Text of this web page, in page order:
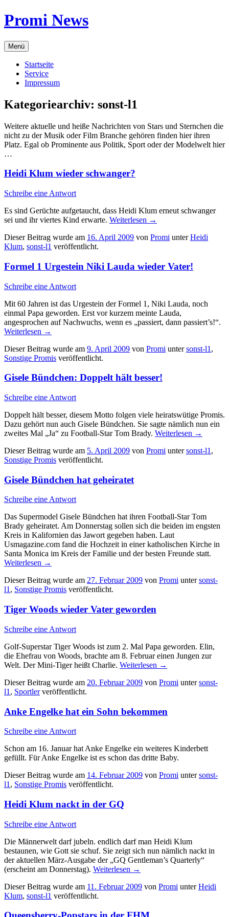
Zum
Inhalt
Promi News
Menü
Startseite
Service
Impressum
Kategoriearchiv: sonst-l1
Weitere aktuelle und heiße Nachrichten von Stars und Sternchen die
nicht zu der Musik oder Film Branche gehören finden hier ihren
Platz. Egal ob Prominente aus Politik, Sport oder der Modelwelt hier
…
Heidi Klum wieder schwanger?
Schreibe eine Antwort
Es sind Gerüchte aufgetaucht, dass Heidi Klum erneut schwanger
sei und ihr viertes Kind erwarte. Weiterlesen →
Dieser Beitrag wurde am 16. April 2009 von Promi unterHeidi
Klum, sonst-l1 veröffentlicht.
Formel 1 Urgestein Niki Lauda wieder Vater!
Schreibe eine Antwort
Mit 60 Jahren ist das Urgestein der Formel 1, Niki Lauda, noch
einmal Papa geworden. Erst vor kurzem meinte Lauda,
angesprochen auf Nachwuchs, wenn es „passiert, dann passiert’s!“.
Weiterlesen →
Dieser Beitrag wurde am 9. April 2009 von Promi untersonst-l1 ,
Sonstige Promis veröffentlicht.
Gisele Bündchen: Doppelt hält besser!
Schreibe eine Antwort
Doppelt hält besser, diesem Motto folgen viele heiratswütige Promis.
Dazu gehört nun auch Gisele Bündchen. Sie sagte nämlich nun ein
zweites Mal „Ja“ zu Football-Star Tom Brady. Weiterlesen →
Dieser Beitrag wurde am 5. April 2009 von Promi untersonst-l1 ,
Sonstige Promis veröffentlicht.
Gisele Bündchen hat geheiratet
Schreibe eine Antwort
Das Supermodel Gisele Bündchen hat ihren Football-Star Tom
Brady geheiratet. Am Donnerstag sollen sich die beiden im engsten
Kreis in Kalifornien das Jawort gegeben haben. Laut
Usmagazine.com fand die Hochzeit in einer katholischen Kirche in
Santa Monica im Kreis der Familie und der besten Freunde statt.
Weiterlesen →
Dieser Beitrag wurde am 27. Februar 2009 von Promi untersonst-
l1, Sonstige Promis veröffentlicht.
Tiger Woods wieder Vater geworden
Schreibe eine Antwort
Golf-Superstar Tiger Woods ist zum 2. Mal Papa geworden. Elin,
die Ehefrau von Woods, brachte am 8. Februar einen Jungen zur
Welt. Der Mini-Tiger heißt Charlie. Weiterlesen →
Dieser Beitrag wurde am 20. Februar 2009 von Promi untersonst-
l1 , Sportlerveröffentlicht.
Anke Engelke hat ein Sohn bekommen
Schreibe eine Antwort
Schon am 16. Januar hat Anke Engelke ein weiteres Kinderbett
gefüllt. Für Anke Engelke ist es schon das dritte Baby.
Dieser Beitrag wurde am 14. Februar 2009 von Promi untersonst-
l1 , Sonstige Promis veröffentlicht.
Heidi Klum nackt in der GQ
Schreibe eine Antwort
Die Männerwelt darf jubeln. endlich darf man Heidi Klum
bestaunen, wie Gott sie schuf. Sie zeigt sich nun nämlich nackt in
der aktuellen März-Ausgabe der „GQ Gentleman’s Quarterly“
(erscheint am Donnerstag). Weiterlesen →
Dieser Beitrag wurde am 11. Februar 2009 von Promi unterHeidi
Klum, sonst-l1 veröffentlicht.